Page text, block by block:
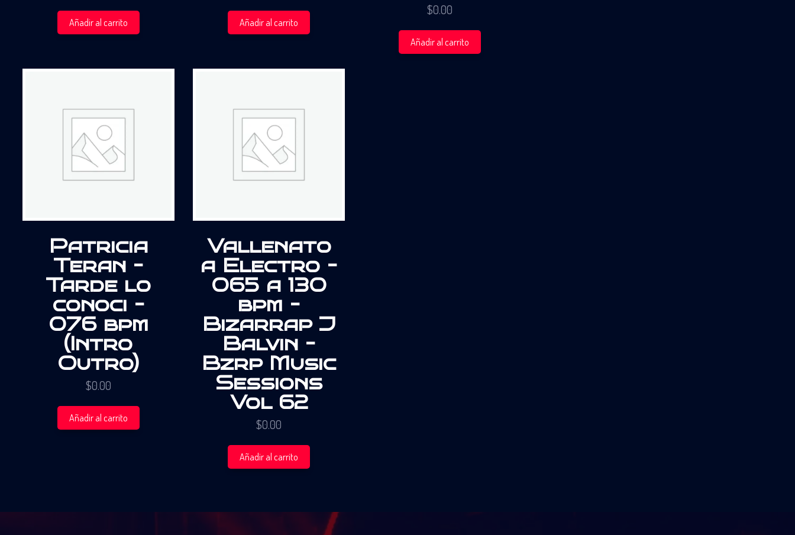
Añadir al carrito Añadir al carrito
$0.00
Añadir al carrito
Patricia
Teran –
Tarde lo
conoci –
076 bpm
(Intro
Outro)
$0.00
Añadir al carrito
Vallenato
a Electro –
065 a 130
bpm –
Bizarrap J
Balvin –
Bzrp Music
Sessions
Vol 62
$0.00
Añadir al carrito